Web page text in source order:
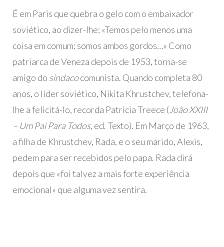
É em Paris que quebra o gelo com o embaixador
soviético, ao dizer-lhe: «Temos pelo menos uma
coisa em comum: somos ambos gordos…» Como
patriarca de Veneza depois de 1953, torna-se
amigo do sindacocomunista. Quando completa 80
anos, o líder soviético, Nikita Khrustchev, telefona-
lhe a felicitá-lo, recorda Patricia Treece ( João XXIII
– Um Pai Para Todos, ed. Texto). Em Março de 1963,
a filha de Khrustchev, Rada, e o seu marido, Alexis,
pedem para ser recebidos pelo papa. Rada dirá
depois que «foi talvez a mais forte experiência
emocional» que alguma vez sentira.